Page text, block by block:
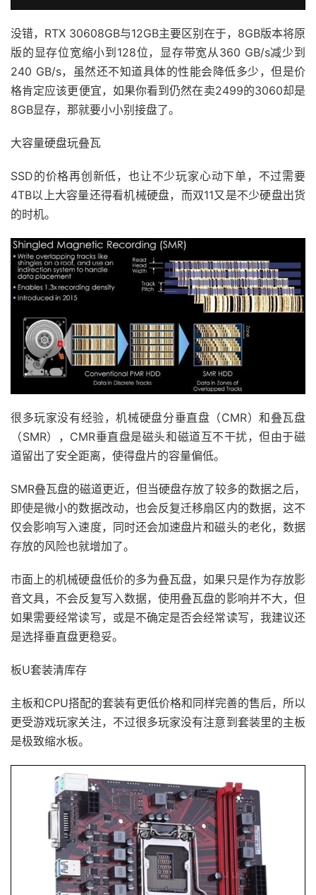
没错，RTX 30608GB与12GB主要区别在于，8GB版本将原
版的显存位宽缩小到128位，显存带宽从360 GB/s减少到
240 GB/s，虽然还不知道具体的性能会降低多少，但是价
格肯定应该更便宜，如果你看到仍然在卖2499的3060却是
8GB显存，那就要小小别接盘了。
大容量硬盘玩叠瓦
SSD的价格再创新低，也让不少玩家心动下单，不过需要
4TB以上大容量还得看机械硬盘，而双11又是不少硬盘出货
的时机。
很多玩家没有经验，机械硬盘分垂直盘（CMR）和叠瓦盘
（SMR），CMR垂直盘是磁头和磁道互不干扰，但由于磁
道留出了安全距离，使得盘片的容量偏低。
SMR叠瓦盘的磁道更近，但当硬盘存放了较多的数据之后，
即使是微小的数据改动，也会反复迁移扇区内的数据，这不
仅会影响写入速度，同时还会加速盘片和磁头的老化，数据
存放的风险也就增加了。
市面上的机械硬盘低价的多为叠瓦盘，如果只是作为存放影
音文具，不会反复写入数据，使用叠瓦盘的影响并不大，但
如果需要经常读写，或是不确定是否会经常读写，我建议还
是选择垂直盘更稳妥。
板U套装清库存
主板和CPU搭配的套装有更低价格和同样完善的售后，所以
更受游戏玩家关注，不过很多玩家没有注意到套装里的主板
是极致缩水板。